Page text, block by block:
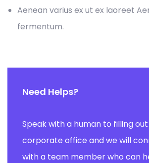
Aenean varius ex ut ex laoreet
fermentum.
Need Helps?
Speak with a human to filling
corporate office and we will
with a team member who can